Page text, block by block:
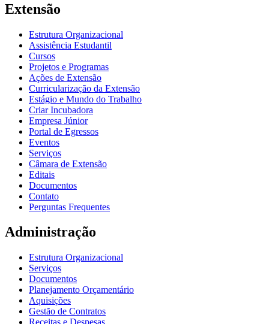
Extensão
Estrutura Organizacional
Assistência Estudantil
Cursos
Projetos e Programas
Ações de Extensão
Curricularização da Extensão
Estágio e Mundo do Trabalho
Criar Incubadora
Empresa Júnior
Portal de Egressos
Eventos
Serviços
Câmara de Extensão
Editais
Documentos
Contato
Perguntas Frequentes
Administração
Estrutura Organizacional
Serviços
Documentos
Planejamento Orçamentário
Aquisições
Gestão de Contratos